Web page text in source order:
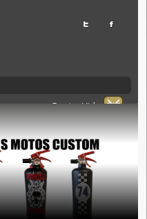
Panier Vide